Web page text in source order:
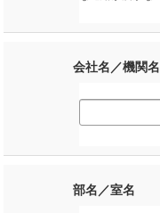
会社名／機関名
部名／室名